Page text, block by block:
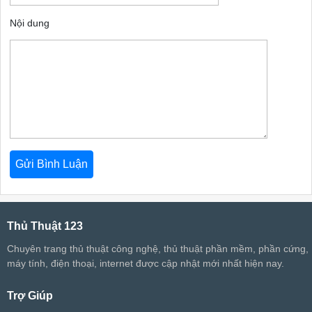
Nội dung
Thủ Thuật 123
Chuyên trang thủ thuật công nghệ, thủ thuật phần mềm, phần cứng,
máy tính, điện thoại, internet được cập nhật mới nhất hiện nay.
Trợ Giúp